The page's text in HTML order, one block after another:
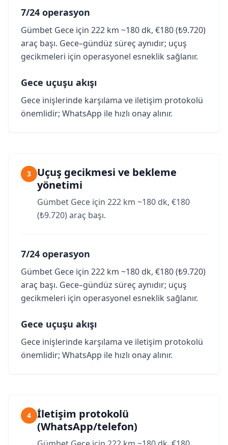
7/24 operasyon
Gümbet Gece için 222 km ~180 dk, €180 (₺9.720)
araç başı. Gece–gündüz süreç aynıdır; uçuş
gecikmeleri için operasyonel esneklik sağlanır.
Gece uçuşu akışı
Gece inişlerinde karşılama ve iletişim protokolü
önemlidir; WhatsApp ile hızlı onay alınır.
3
Uçuş gecikmesi ve bekleme
yönetimi
Gümbet Gece için 222 km ~180 dk, €180
(₺9.720) araç başı.
7/24 operasyon
Gümbet Gece için 222 km ~180 dk, €180 (₺9.720)
araç başı. Gece–gündüz süreç aynıdır; uçuş
gecikmeleri için operasyonel esneklik sağlanır.
Gece uçuşu akışı
Gece inişlerinde karşılama ve iletişim protokolü
önemlidir; WhatsApp ile hızlı onay alınır.
4
İletişim protokolü
(WhatsApp/telefon)